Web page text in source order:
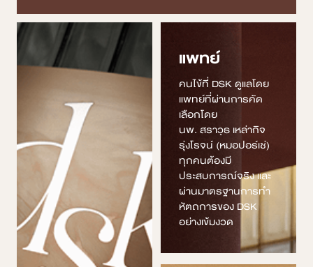
แพทย์
คนไข้ที่ DSK ดูแลโดย
แพทย์ที่ผ่านการคัด
เลือกโดย
นพ. สราวุธ เหล่ากิจ
รุ่งโรจน์ (หมอปอร์เช่)
ทุกคนต้องมี
ประสบการณ์จริง และ
ผ่านมาตรฐานการทำ
หัตถการของ DSK
อย่างเข้มงวด